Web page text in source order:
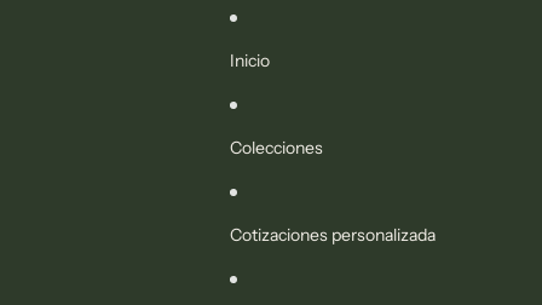
Inicio
Colecciones
Cotizaciones personalizada